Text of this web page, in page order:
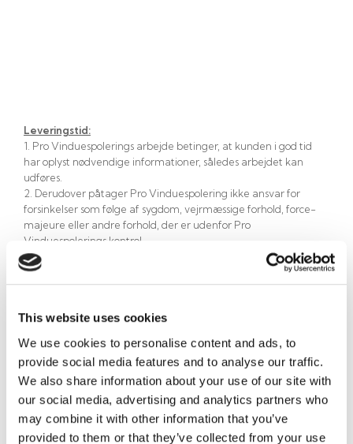
This website uses cookies
We use cookies to personalise content and ads, to
provide social media features and to analyse our traffic.
We also share information about your use of our site with
our social media, advertising and analytics partners who
may combine it with other information that you’ve
provided to them or that they’ve collected from your use
Leveringstid:
1. Pro Vinduespolerings arbejde betinger, at kunden i god tid
har oplyst nødvendige informationer, således arbejdet kan
udføres. ​
​2. Derudover påtager Pro Vinduespolering ikke ansvar for
forsinkelser som følge af sygdom, vejrmæssige forhold, force-
majeure eller andre forhold, der er udenfor Pro
Vinduespolerings kontrol. ​
​* 3. Pro Vinduespolering sender som udgangspunkt en sms 3
dage før levering med klokkeslæt med et serviceinterval på 3
timer. Er der ændringer i dato eller tidspunkt vil kunden blive
​* 4. Pro Vinduespolering forbeholder sig dog retten til at rykke
tider med spidsbelastninger, ferier eller sygdom. I sjældne
tilfælde kan der forekomme underleverandør på opgaven.
Ansvar for mangler:
1. Kunden er forpligtiget til at se efter fejl eller mangler efter
arbejdet er udført. Eventuelle reklamationer skal ske uden